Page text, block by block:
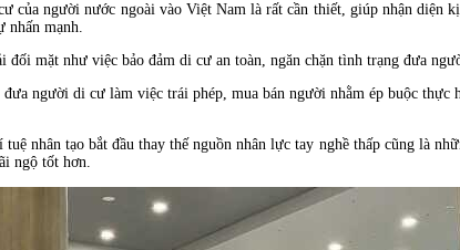
người nước ngoài vào Việt Nam là rất cần thiết, giúp nhận diện
nhấn mạnh.
mặt như việc bảo đảm di cư an toàn, ngăn chặn tình trạng đưa
người di cư làm việc trái phép, mua bán người nhằm ép buộc thực
nhân tạo bắt đầu thay thế nguồn nhân lực tay nghề thấp cũng là
ngộ tốt hơn.